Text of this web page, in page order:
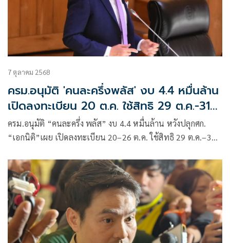
7 ตุลาคม 2568
ครม.อนุมัติ 'คนละครึ่งพลัส' งบ 4.4 หมื่นล้าน
เปิดลงทะเบียน 20 ต.ค. ใช้สิทธิ 29 ต.ค.-31
ธ.ค.
ครม.อนุมัติ “คนละครึ่ง พลัส” งบ 4.4 หมื่นล้าน หวังปลุกศก.
“เอกนิติ”เผย เปิดลงทะเบียน 20–26 ต.ค. ใช้สิทธิ 29 ต.ค.–31